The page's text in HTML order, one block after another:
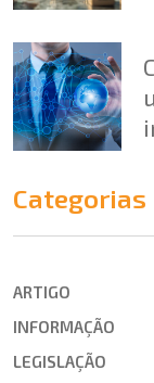
Categorias
ARTIGO
INFORMAÇÃO
LEGISLAÇÃO